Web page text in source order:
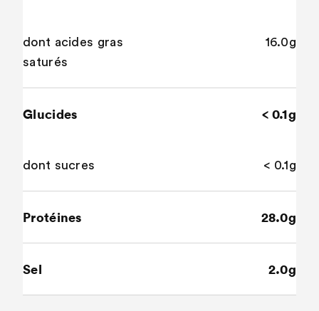
dont acides gras
saturés
16.0g
Glucides < 0.1g
dont sucres < 0.1g
Protéines 28.0g
Sel 2.0g